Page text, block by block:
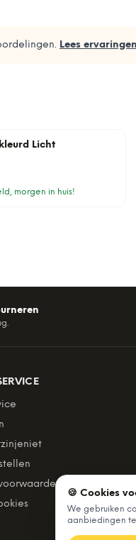
Lees
Licht
morgen in huis!
🍪 Cookies
We gebruiken
aanbiedingen